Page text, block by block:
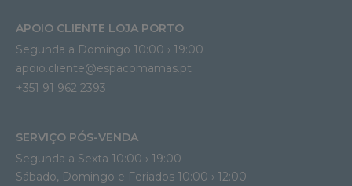
APOIO CLIENTE LOJA PORTO
Segunda a Domingo 10:00 › 19:00
apoio.cliente@espacomamas.pt
+351 91 962 2393
SERVIÇO PÓS-VENDA
Segunda a Sexta 10:00 › 19:00
Sábado, Domingo e Feriados 10:00 › 12:00